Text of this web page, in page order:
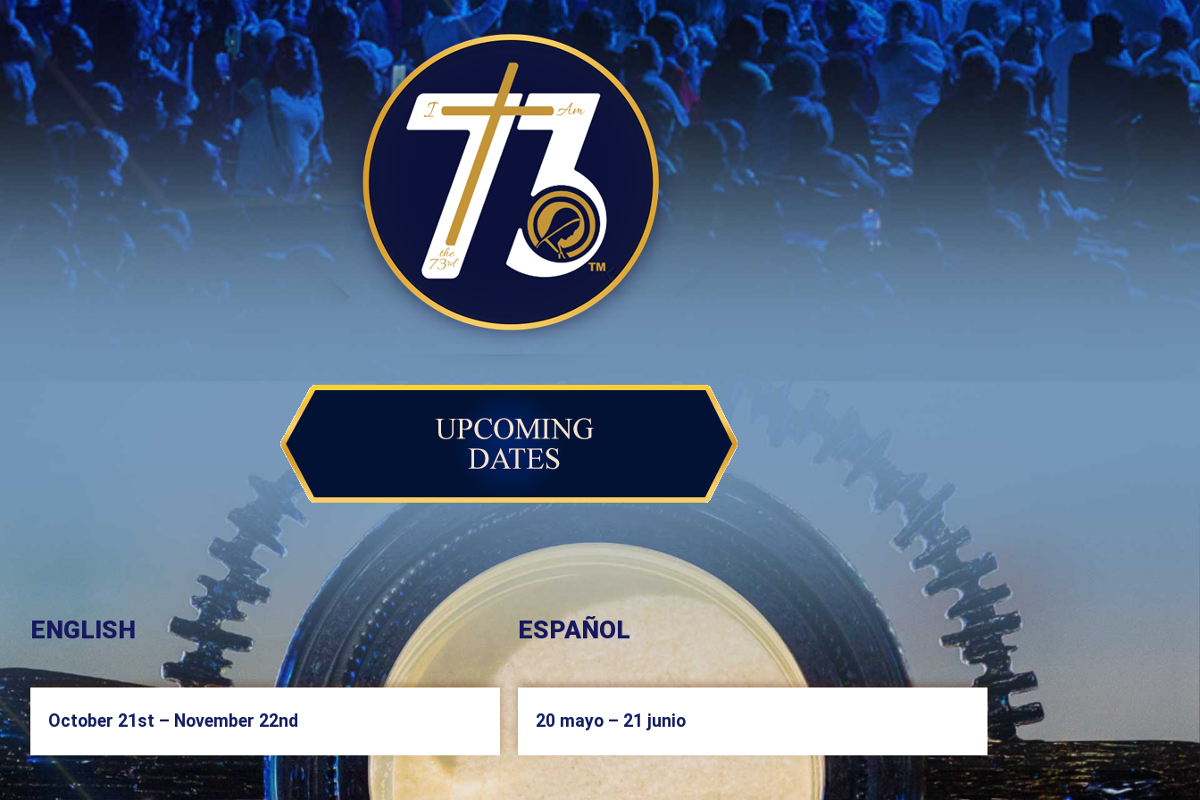
ENGLISH
October 21st – November 22nd
ESPAÑOL
20 mayo – 21 junio